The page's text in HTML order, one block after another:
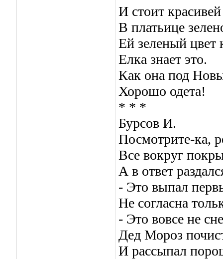
И стоит красивей
В платьице
Ей зеленый цвет
Елка знает это.
Как она под
Хорошо одета!
* * *
Бурсов И.
Посмотрите-ка,
Все вокруг
А в ответ
- Это выпал
Не согласна
- Это вовсе не
Дед Мороз
И рассыпал